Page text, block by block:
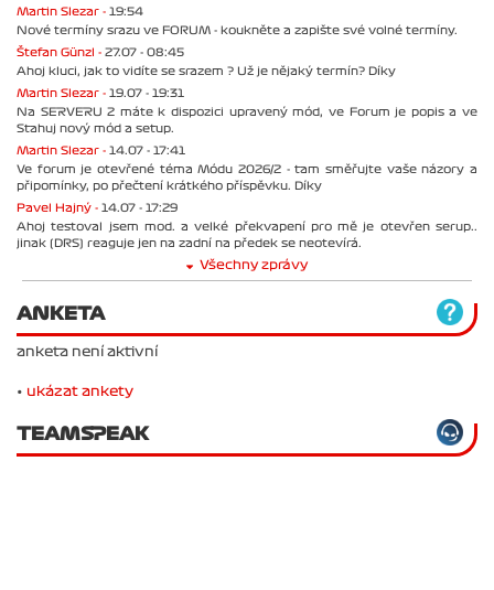
Martin Slezar - 19:54
Nové termíny srazu ve FORUM - koukněte a zapište své volné termíny.
Štefan Günzl - 27.07 - 08:45
Ahoj kluci, jak to vidíte se srazem ? Už je nějaký termín? Díky
Martin Slezar - 19.07 - 19:31
Na SERVERU 2 máte k dispozici upravený mód, ve Forum je popis a ve
Stahuj nový mód a setup.
Martin Slezar - 14.07 - 17:41
Ve forum je otevřené téma Módu 2026/2 - tam směřujte vaše názory a
připomínky, po přečtení krátkého příspěvku. Díky
Pavel Hajný - 14.07 - 17:29
Ahoj testoval jsem mod. a velké překvapení pro mě je otevřen serup..
jinak (DRS) reaguje jen na zadní na předek se neotevírá.
Všechny zprávy
ANKETA
anketa není aktivní
• ukázat ankety
TEAMSPEAK